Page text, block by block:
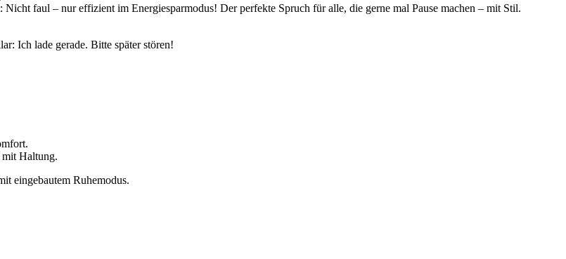
faul – nur effizient im Energiesparmodus! Der perfekte Spruch für alle, die gerne mal Pause machen – mit Stil.
Ich lade gerade. Bitte später stören!
Haltung.
eingebautem Ruhemodus.